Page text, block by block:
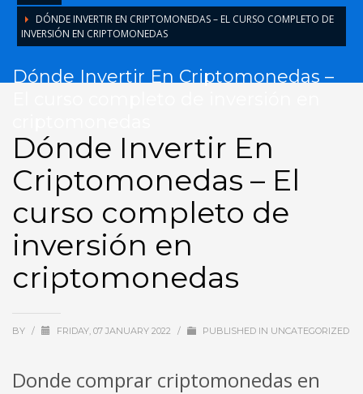
DÓNDE INVERTIR EN CRIPTOMONEDAS – EL CURSO COMPLETO DE
INVERSIÓN EN CRIPTOMONEDAS
Dónde Invertir En Criptomonedas –
Dónde Invertir En
Criptomonedas – El
curso completo de
inversión en
criptomonedas
BY / FRIDAY, 07 JANUARY 2022 / PUBLISHED IN UNCATEGORIZED
Donde comprar criptomonedas en